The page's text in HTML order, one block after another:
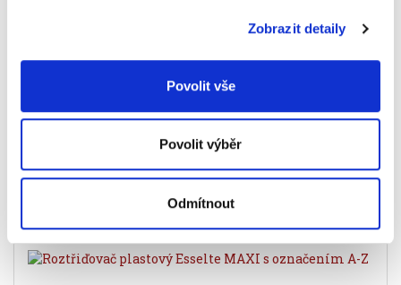
Zobrazit detaily
Povolit vše
Povolit výběr
Odmítnout
způsob archivace
pořadač
Související produkty